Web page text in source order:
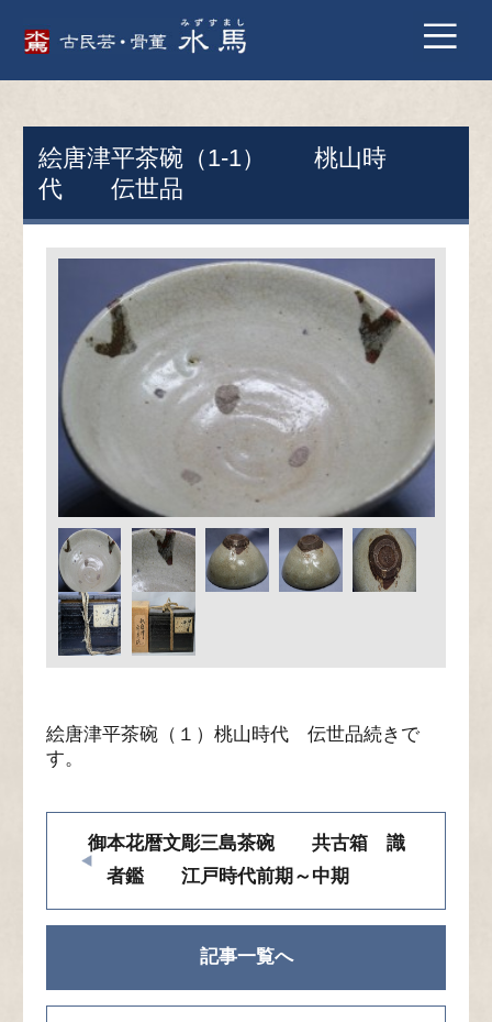
絵唐津平茶碗（1-1） 桃山時
代 伝世品
絵唐津平茶碗（１）桃山時代 伝世品続きで
す。
御本花暦文彫三島茶碗 共古箱 識
者鑑 江戸時代前期～中期
記事一覧へ